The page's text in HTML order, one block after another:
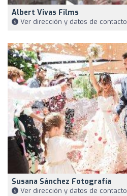
Albert Vivas Films
Ver dirección y datos de contacto
Susana Sánchez Fotografía
Ver dirección y datos de contacto